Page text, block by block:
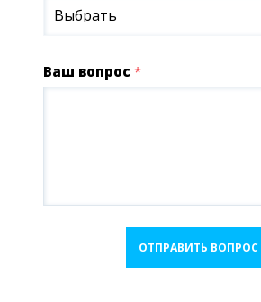
Выбрать
Ваш вопрос *
ОТПРАВИТЬ ВОПРОС